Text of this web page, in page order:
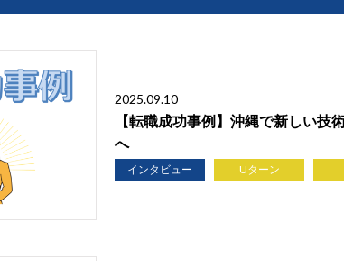
2025.09.10
【転職成功事例】沖縄で新しい技
へ
インタビュー Uターン